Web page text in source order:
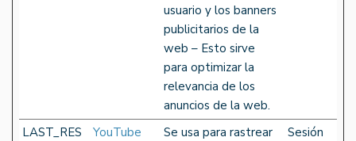
usuario y los banners
publicitarios de la
web – Esto sirve
para optimizar la
relevancia de los
anuncios de la web.
LAST_RES
YouTube
Se usa para rastrear
Sesión